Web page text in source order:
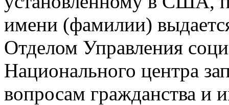
имени (фамилии)
Отделом Управления
Национального центра
вопросам гражданства и